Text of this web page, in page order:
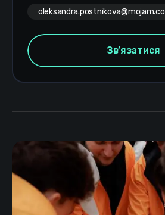
oleksandra.postnikova@mojam.co
Зв’язатися